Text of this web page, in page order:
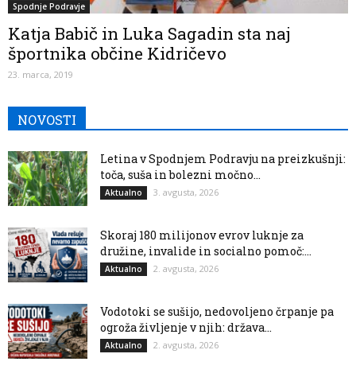
Spodnje Podravje
Katja Babič in Luka Sagadin sta naj
športnika občine Kidričevo
23. marca, 2019
NOVOSTI
Letina v Spodnjem Podravju na preizkušnji:
toča, suša in bolezni močno...
Aktualno 3. avgusta, 2026
Skoraj 180 milijonov evrov luknje za
družine, invalide in socialno pomoč:...
Aktualno 2. avgusta, 2026
Vodotoki se sušijo, nedovoljeno črpanje pa
ogroža življenje v njih: država...
Aktualno 2. avgusta, 2026